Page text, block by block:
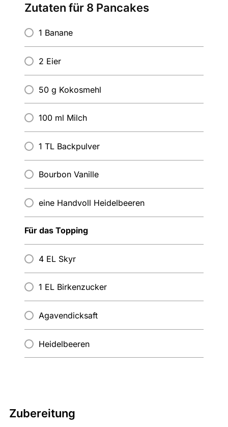
Zutaten für 8 Pancakes
1 Banane
2 Eier
50 g Kokosmehl
100 ml Milch
1 TL Backpulver
Bourbon Vanille
eine Handvoll Heidelbeeren
Für das Topping
4 EL Skyr
1 EL Birkenzucker
Agavendicksaft
Heidelbeeren
Zubereitung